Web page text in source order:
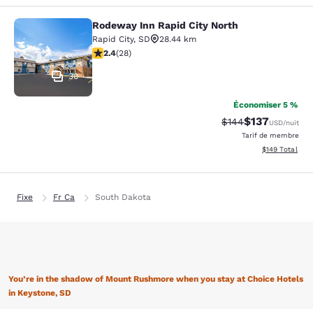
Rodeway Inn Rapid City North
30
Rodeway Inn Rapid City North
Rapid City, SD
28.44 km
2.43 étoiles. Moyen. 28 commentaires
2.4(28)
Économiser 5 %
Tarif barré :
$144Tarif réduit :
$137USD/nuit
Tarif de membre
Afficher les
$149 Total
Fixe Fr Ca South Dakota
You’re in the shadow of Mount Rushmore when you stay at Choice Hotels
in Keystone, SD